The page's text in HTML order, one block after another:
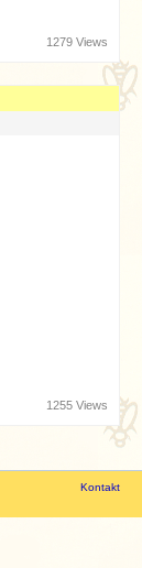
1279 Views
1255 Views
Kontakt